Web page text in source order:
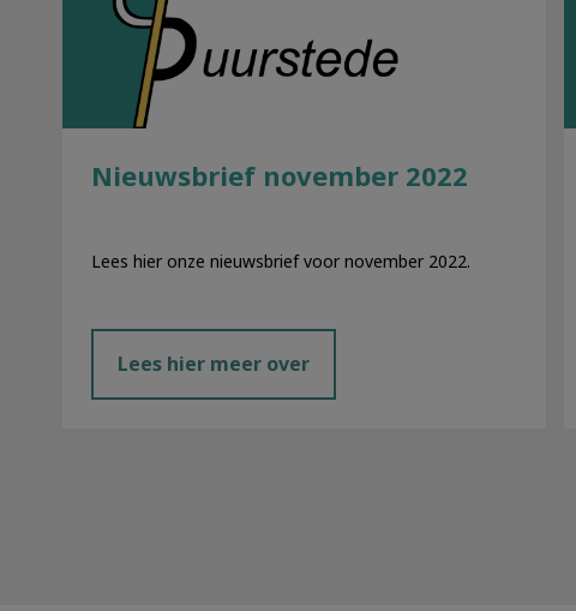
Nieuwsbrief november 2022
Lees hier onze nieuwsbrief voor november 2022.
Lees hier meer over